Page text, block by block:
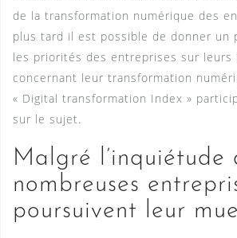
de la transformation numérique des
plus tard il est possible de donner un
les priorités des entreprises sur leurs
concernant leur transformation
« Digital transformation Index »
sur le sujet.
Malgré l’inquiétude
nombreuses
poursuivent leur